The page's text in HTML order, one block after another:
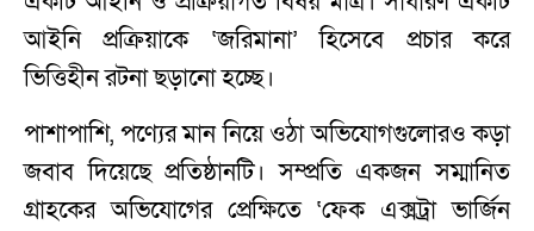
আইনি প্রক্রিয়াকে ‘জরিমানা’ হিসেবে প্রচার করে
ভিত্তিহীন রটনা ছড়ানো হচ্ছে।
পাশাপাশি, পণ্যের মান নিয়ে ওঠা অভিযোগগুলোরও কড়া
জবাব দিয়েছে প্রতিষ্ঠানটি। সম্প্রতি একজন সম্মানিত
গ্রাহকের অভিযোগের প্রেক্ষিতে ‘ফেক এক্সট্রা ভার্জিন